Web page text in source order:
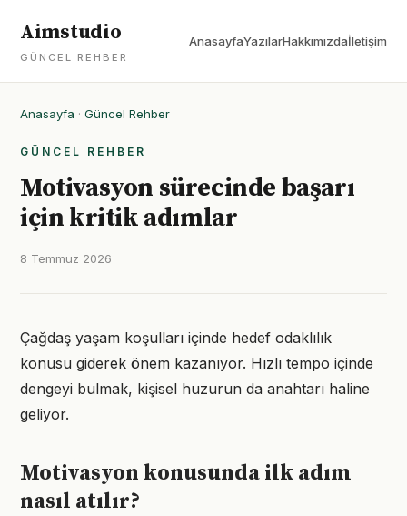
Aimstudio
GÜNCEL REHBER
AnasayfaYazılarHakkımızdaİletişim
Anasayfa · Güncel Rehber
GÜNCEL REHBER
Motivasyon sürecinde başarı
için kritik adımlar
8 Temmuz 2026
Çağdaş yaşam koşulları içinde hedef odaklılık
konusu giderek önem kazanıyor. Hızlı tempo içinde
dengeyi bulmak, kişisel huzurun da anahtarı haline
geliyor.
Motivasyon konusunda ilk adım
nasıl atılır?